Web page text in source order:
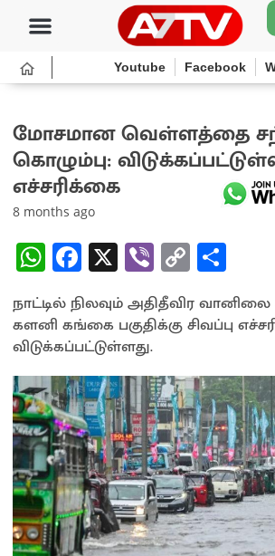
Youtube Facebook
மோசமான வெள்ளத்தை
கொழும்பு:
எச்சரிக்கை
8 months ago
W
h
at
sA
p
p
Fa
ce
b
o
o
k
X Vi
b
er
C
o
py
Li
n
k
h
ar
e
நாட்டில் நிலவும் அதிதீவிர
களனி கங்கை பகுதிக்கு சிவப்பு
விடுக்கப்பட்டுள்ளது.